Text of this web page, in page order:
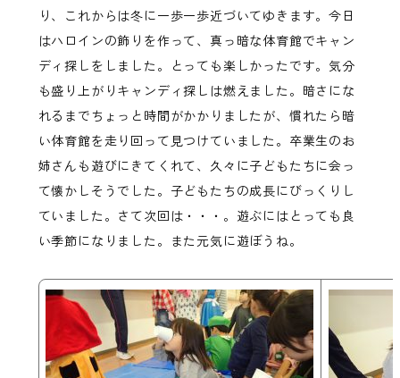
り、これからは冬に一歩一歩近づいてゆきます。今日
はハロインの飾りを作って、真っ暗な体育館でキャン
ディ探しをしました。とっても楽しかったです。気分
も盛り上がりキャンディ探しは燃えました。暗さにな
れるまでちょっと時間がかかりましたが、慣れたら暗
い体育館を走り回って見つけていました。卒業生のお
姉さんも遊びにきてくれて、久々に子どもたちに会っ
て懐かしそうでした。子どもたちの成長にびっくりし
ていました。さて次回は・・・。遊ぶにはとっても良
い季節になりました。また元気に遊ぼうね。